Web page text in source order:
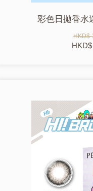
彩色日拋香水
HKD$